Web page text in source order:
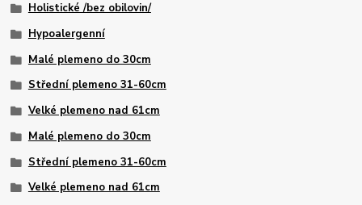
Holistické /bez obilovin/
Hypoalergenní
Malé plemeno do 30cm
Střední plemeno 31-60cm
Velké plemeno nad 61cm
Malé plemeno do 30cm
Střední plemeno 31-60cm
Velké plemeno nad 61cm